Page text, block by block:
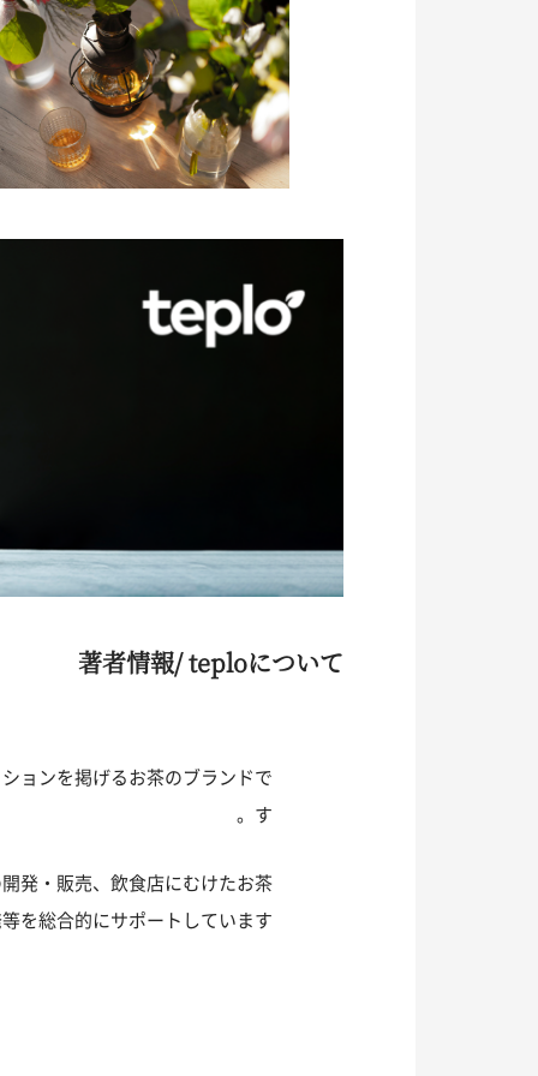
著者情報/ teploについて
ョンを掲げるお茶のブランドで
す。
発・販売、飲食店にむけたお茶
を総合的にサポートしています。